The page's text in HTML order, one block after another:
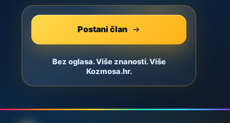
Postani član
Bez oglasa. Više znanosti. Više
Kozmosa.hr.